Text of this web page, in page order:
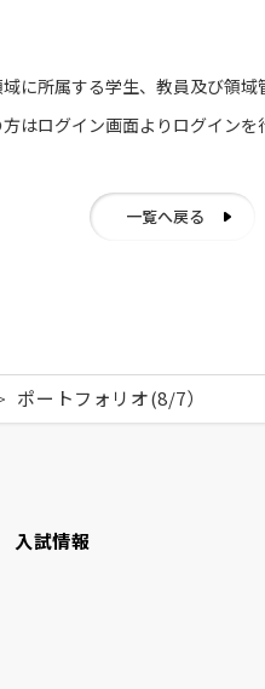
に所属する学生、教員及び領域
はログイン画面より ログインを
一覧へ戻る
ポートフォリオ(8/7）
入試情報